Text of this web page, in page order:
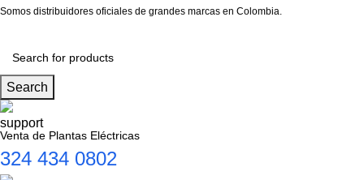
Somos distribuidores oficiales de grandes marcas en Colombia.
Search
Venta de Plantas Eléctricas
324 434 0802